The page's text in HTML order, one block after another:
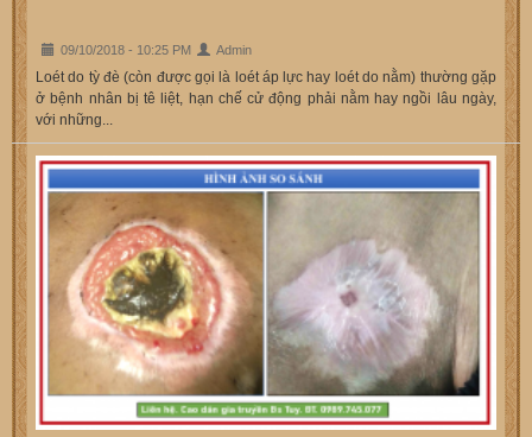
09/10/2018 - 10:25 PM Admin
Loét do tỳ đè (còn được gọi là loét áp lực hay loét do nằm) thường gặp
ở bệnh nhân bị tê liệt, hạn chế cử động phải nằm hay ngồi lâu ngày,
với những...